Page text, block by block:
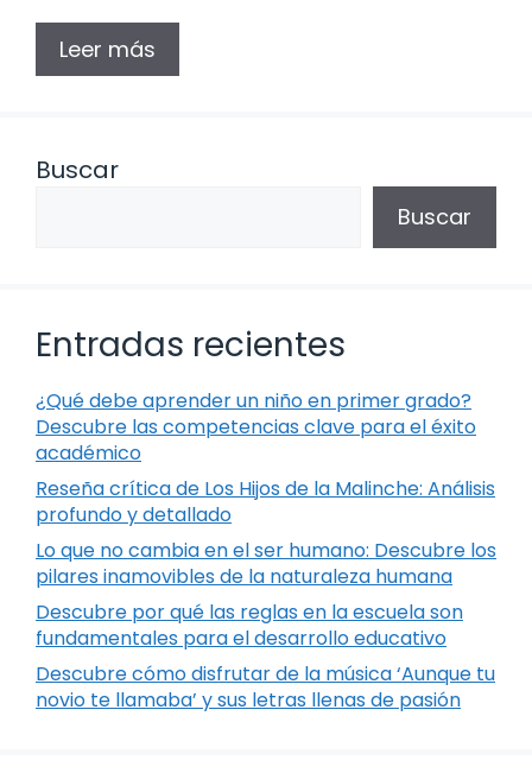
Leer más
Buscar
Buscar
Entradas recientes
¿Qué debe aprender un niño en primer grado?
Descubre las competencias clave para el éxito
académico
Reseña crítica de Los Hijos de la Malinche: Análisis
profundo y detallado
Lo que no cambia en el ser humano: Descubre los
pilares inamovibles de la naturaleza humana
Descubre por qué las reglas en la escuela son
fundamentales para el desarrollo educativo
Descubre cómo disfrutar de la música ‘Aunque tu
novio te llamaba’ y sus letras llenas de pasión